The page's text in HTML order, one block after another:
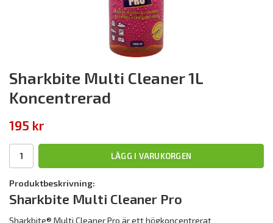
Sharkbite Multi Cleaner 1L
Koncentrerad
195 kr
LÄGG I VARUKORGEN
Produktbeskrivning:
Sharkbite Multi Cleaner Pro
Sharkbite® Multi Cleaner Pro är ett högkoncentrerat